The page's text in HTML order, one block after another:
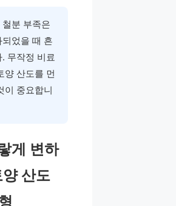
철분 부족은
었을 때 흔
무작정 비료
양 산도를 먼
이 중요합니
게 변하
산도